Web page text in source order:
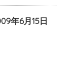
年6月15日